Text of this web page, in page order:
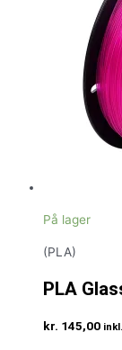
På lager
(PLA)
PLA
kr. 145,00